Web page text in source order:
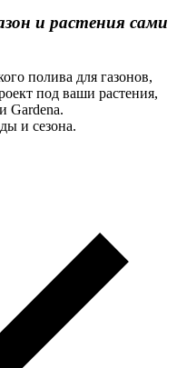
и растения сами
полива для газонов,
под ваши растения,
Gardena.
и сезона.